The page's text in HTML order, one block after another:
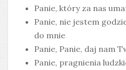
Panie, który za nas
Panie, nie jestem
do mnie
Panie, Panie, daj nam
Panie, pragnienia